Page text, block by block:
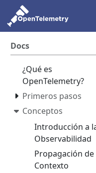
Docs
¿Qué es
OpenTelemetry?
Primeros pasos
Conceptos
Introducción a
Observabilidad
Propagación de
Contexto